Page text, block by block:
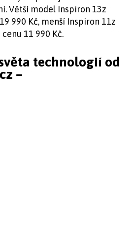
Větší model Inspiron 13z
990 Kč, menší Inspiron 11z
11 990 Kč.
technologií od
–